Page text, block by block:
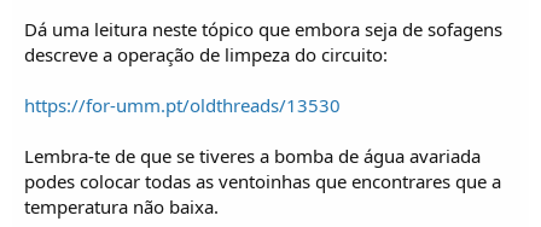
Dá uma leitura neste tópico que embora seja de sofagens
descreve a operação de limpeza do circuito:
https://for-umm.pt/oldthreads/13530
Lembra-te de que se tiveres a bomba de água avariada
podes colocar todas as ventoinhas que encontrares que a
temperatura não baixa.